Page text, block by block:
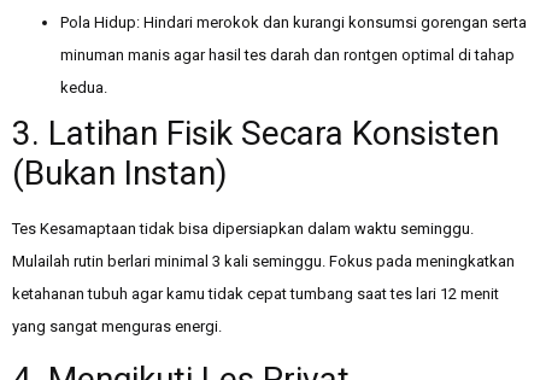
Pola Hidup: Hindari merokok dan kurangi konsumsi gorengan serta
minuman manis agar hasil tes darah dan rontgen optimal di tahap
kedua.
3. Latihan Fisik Secara Konsisten
(Bukan Instan)
Tes Kesamaptaan tidak bisa dipersiapkan dalam waktu seminggu.
Mulailah rutin berlari minimal 3 kali seminggu. Fokus pada meningkatkan
ketahanan tubuh agar kamu tidak cepat tumbang saat tes lari 12 menit
yang sangat menguras energi.